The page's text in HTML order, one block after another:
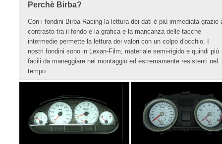
Perchè Birba?
Con i fondini Birba Racing la lettura dei dati è più immediata grazie
contrasto tra il fondo e la grafica e la mancanza delle tacche
intermedie permette la lettura dei valori con un colpo d'occhio. I
nostri fondini sono in Lexan-Film, materiale semi-rigido e quindi più
facili da maneggiare nel montaggio ed estremamente resistenti nel
tempo.